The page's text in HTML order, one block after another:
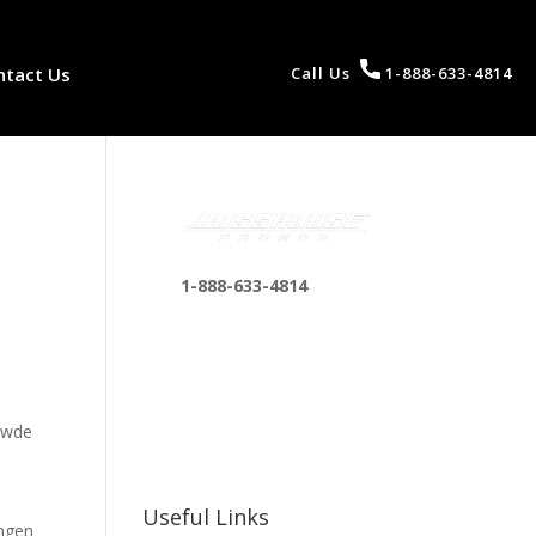
Us Call Us 1-888-633-4814
1-888-633-4814
Useful Links